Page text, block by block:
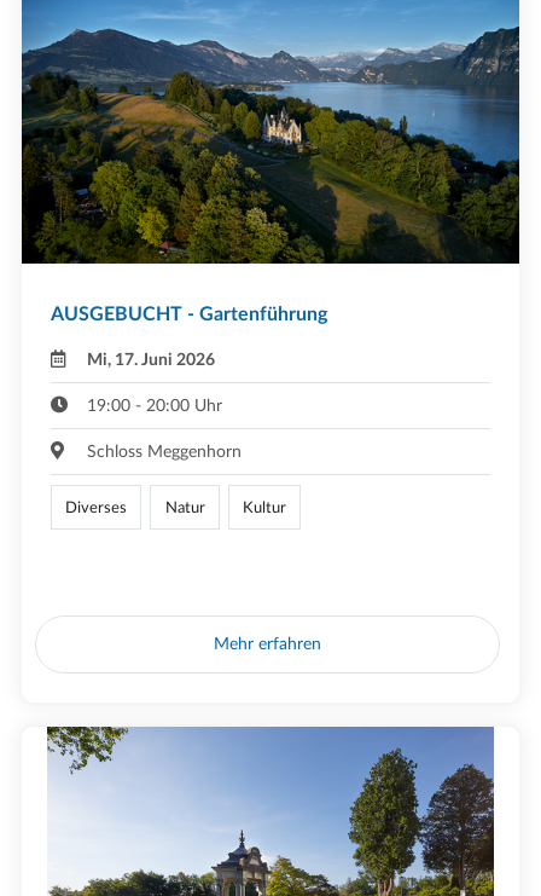
AUSGEBUCHT - Gartenführung
Mi, 17. Juni 2026
19:00 - 20:00 Uhr
Schloss Meggenhorn
Diverses Natur Kultur
Mehr erfahren